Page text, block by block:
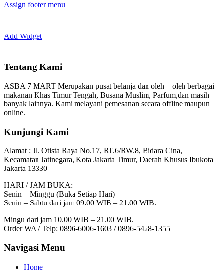
Assign footer menu
Add Widget
Tentang Kami
ASBA 7 MART Merupakan pusat belanja dan oleh – oleh berbagai
makanan Khas Timur Tengah, Busana Muslim, Parfum,dan masih
banyak lainnya. Kami melayani pemesanan secara offline maupun
online.
Kunjungi Kami
Alamat : Jl. Otista Raya No.17, RT.6/RW.8, Bidara Cina,
Kecamatan Jatinegara, Kota Jakarta Timur, Daerah Khusus Ibukota
Jakarta 13330
HARI / JAM BUKA:
Senin – Minggu (Buka Setiap Hari)
Senin – Sabtu dari jam 09:00 WIB – 21:00 WIB.
Mingu dari jam 10.00 WIB – 21.00 WIB.
Order WA / Telp: 0896-6006-1603 / 0896-5428-1355
Navigasi Menu
Home